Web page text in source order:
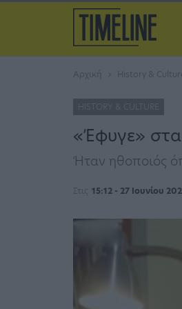
Αρχική History &
HISTORY & CULTURE
«Έφυγε»
Ήταν ηθοποιός
Στις 15:12 - 27 Ιουνίου